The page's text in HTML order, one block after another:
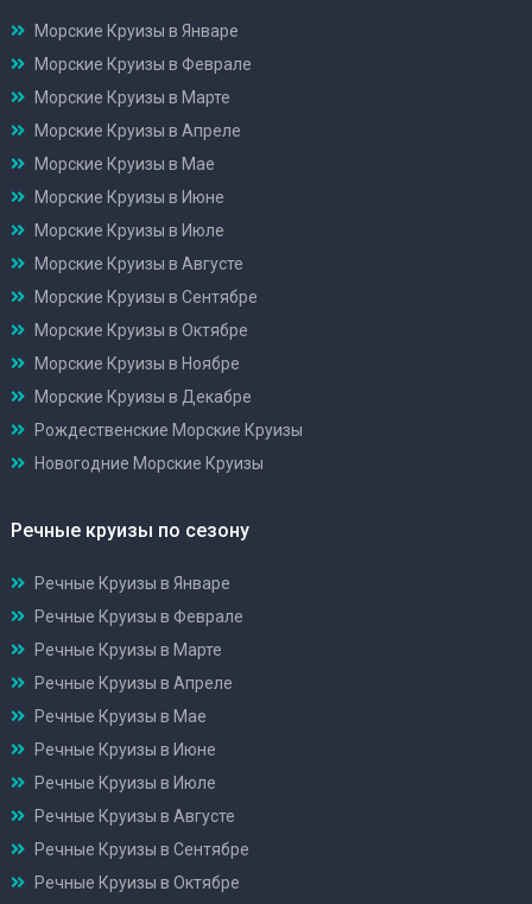
Морские Круизы в Январе
Морские Круизы в Феврале
Морские Круизы в Марте
Морские Круизы в Апреле
Морские Круизы в Мае
Морские Круизы в Июне
Морские Круизы в Июле
Морские Круизы в Августе
Морские Круизы в Сентябре
Морские Круизы в Октябре
Морские Круизы в Ноябре
Морские Круизы в Декабре
Рождественские Морские Круизы
Новогодние Морские Круизы
Речные круизы по сезону
Речные Круизы в Январе
Речные Круизы в Феврале
Речные Круизы в Марте
Речные Круизы в Апреле
Речные Круизы в Мае
Речные Круизы в Июне
Речные Круизы в Июле
Речные Круизы в Августе
Речные Круизы в Сентябре
Речные Круизы в Октябре